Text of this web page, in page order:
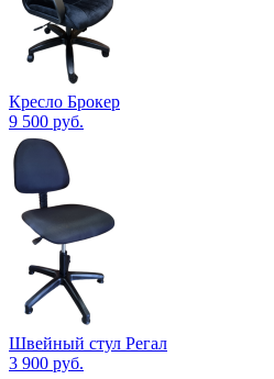
Кресло Брокер
9 500 руб.
Швейный стул Регал
3 900 руб.